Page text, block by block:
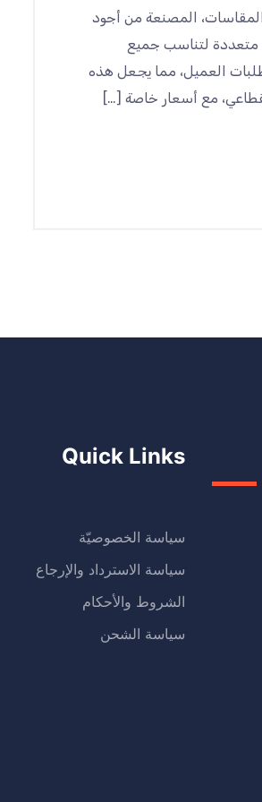
المصنعة من أجود
متعددة لتناسب جميع
العميل، مما يجعل هذه
مع أسعار خاصة […]
Quick Links
سياسة الخصوصيّة
سياسة الاسترداد والإرجاع
الشروط والأحكام
سياسة الشحن